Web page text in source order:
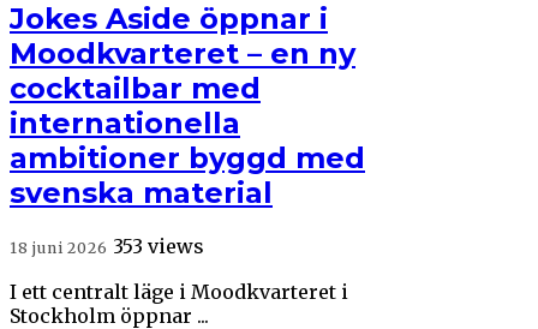
Jokes Aside öppnar i
Moodkvarteret – en ny
cocktailbar med
internationella
ambitioner byggd med
svenska material
18 juni 2026 353 views
I ett centralt läge i Moodkvarteret i
Stockholm öppnar ...